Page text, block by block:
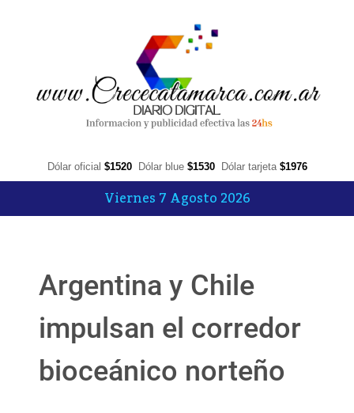
Dólar oficial $1520 Dólar blue $1530 Dólar tarjeta $1976
Viernes 7 Agosto 2026
Argentina y Chile
impulsan el corredor
bioceánico norteño